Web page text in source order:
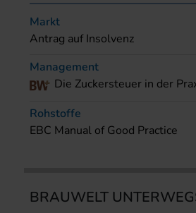
Markt
Antrag auf Insolvenz
Management
Die Zuckersteuer in der
Rohstoffe
EBC Manual of Good Practice
BRAUWELT